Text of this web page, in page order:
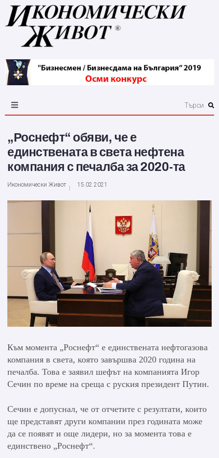
„Роснефт“ обяви, че е
единствената в света нефтена
компания с печалба за 2020-та
Икономически Живот 15.02.2021
Към момента „Роснефт“ е единствената нефтогазова
компания в света, която завършва 2020 година на
печалба. Това е заявил шефът на компанията Игор
Сечин по време на среща с руския президент Путин.
Сечин е допуснал, че от отчетите с резултати, които
ще представят други компании през годината може
да се появят и още лидери, но за момента това е
единствено „Роснефт“.